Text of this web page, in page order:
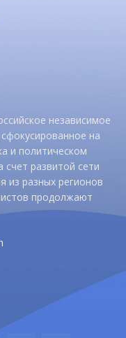
независимое
на
и политическом
счет развитой сети
из разных регионов
продолжают